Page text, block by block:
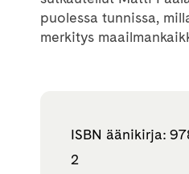
puolessa tunnissa,
merkitys
ISBN äänikirja:
2